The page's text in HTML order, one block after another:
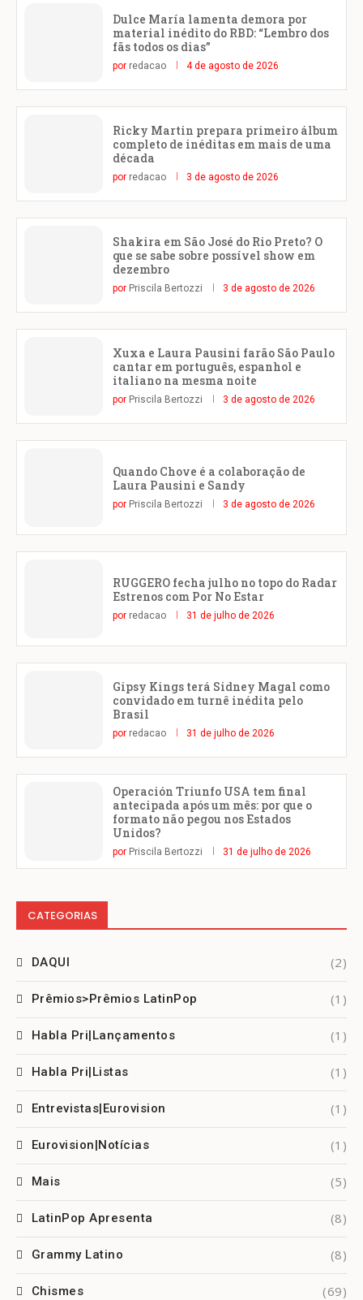
Dulce María lamenta demora por
material inédito do RBD: “Lembro dos
fãs todos os dias”
por redacao 4 de agosto de 2026
Ricky Martin prepara primeiro álbum
completo de inéditas em mais de uma
década
por redacao 3 de agosto de 2026
Shakira em São José do Rio Preto? O
que se sabe sobre possível show em
dezembro
por Priscila Bertozzi 3 de agosto de 2026
Xuxa e Laura Pausini farão São Paulo
cantar em português, espanhol e
italiano na mesma noite
por Priscila Bertozzi 3 de agosto de 2026
Quando Chove é a colaboração de
Laura Pausini e Sandy
por Priscila Bertozzi 3 de agosto de 2026
RUGGERO fecha julho no topo do Radar
Estrenos com Por No Estar
por redacao 31 de julho de 2026
Gipsy Kings terá Sidney Magal como
convidado em turnê inédita pelo
Brasil
por redacao 31 de julho de 2026
Operación Triunfo USA tem final
antecipada após um mês: por que o
formato não pegou nos Estados
Unidos?
por Priscila Bertozzi 31 de julho de 2026
CATEGORIAS
DAQUI (2)
Prêmios>Prêmios LatinPop (1)
Habla Pri|Lançamentos (1)
Habla Pri|Listas (1)
Entrevistas|Eurovision (1)
Eurovision|Notícias (1)
Mais (5)
LatinPop Apresenta (8)
Grammy Latino (8)
Chismes (69)